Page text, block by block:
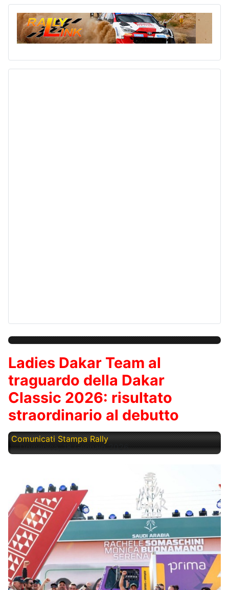
Ladies Dakar Team al
traguardo della Dakar
Classic 2026: risultato
straordinario al debutto
Comunicati Stampa Rally
Domenica, 18 Gennaio 2026